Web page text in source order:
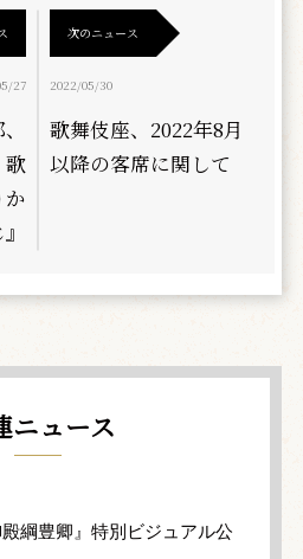
27
歌
次のニュース
2022/05/30
歌舞伎座、2022年8月
以降の客席に関して
ニュース
綱豊卿』特別ビジュアル公